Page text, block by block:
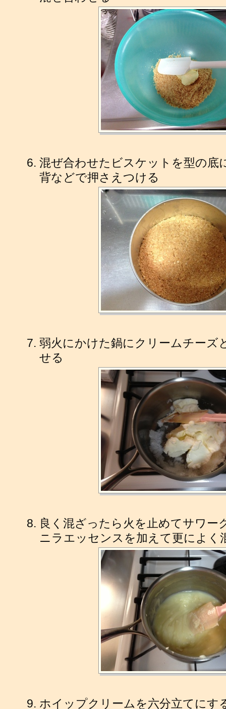
混ぜ合わせたビスケットを型の底
背などで押さえつける
弱火にかけた鍋にクリームチーズ
せる
良く混ざったら火を止めてサワー
ニラエッセンスを加えて更によく
ホイップクリームを六分立てにす